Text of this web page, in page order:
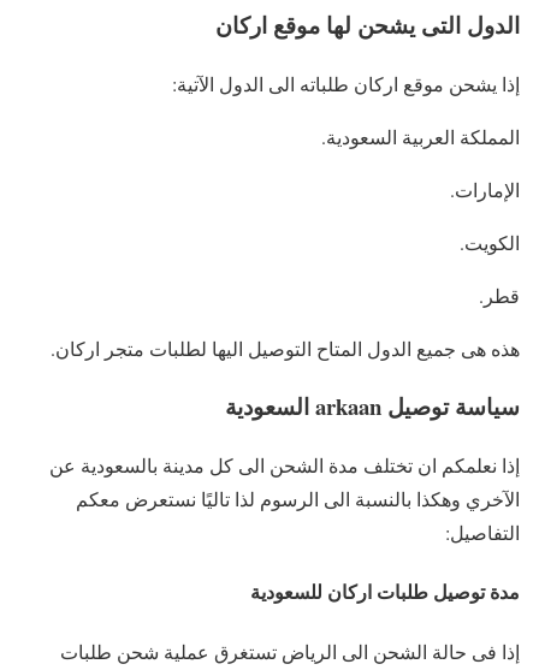
الدول التى يشحن لها موقع اركان
إذا يشحن موقع اركان طلباته الى الدول الآتية:
المملكة العربية السعودية.
الإمارات.
الكويت.
قطر.
هذه هى جميع الدول المتاح التوصيل اليها لطلبات متجر اركان.
سياسة توصيل arkaan السعودية
إذا نعلمكم ان تختلف مدة الشحن الى كل مدينة بالسعودية عن
الآخري وهكذا بالنسبة الى الرسوم لذا تاليًا نستعرض معكم
التفاصيل:
مدة توصيل طلبات اركان للسعودية
إذا فى حالة الشحن الى الرياض تستغرق عملية شحن طلبات